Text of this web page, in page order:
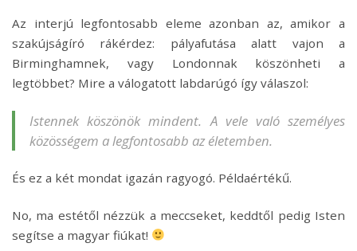
Az interjú legfontosabb eleme azonban az, amikor a
szakújságíró rákérdez: pályafutása alatt vajon a
Birminghamnek, vagy Londonnak köszönheti a
legtöbbet? Mire a válogatott labdarúgó így válaszol:
Istennek köszönök mindent. A vele való személyes
közösségem a legfontosabb az életemben.
És ez a két mondat igazán ragyogó. Példaértékű.
No, ma estétől nézzük a meccseket, keddtől pedig Isten
segítse a magyar fiúkat!